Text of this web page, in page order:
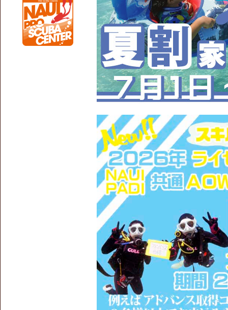
期間：2024年10月1日～12月31日
(適用除外期間あり)
----------------------------------------
【2024/6/11】
●ボートダイビング連潜割
２日間６ダイブで３０００円引き
●夏割キャンペーン
家族割 団体割 学生割 1,000円OFF
期間：2024年7月1日～9月30日
----------------------------------------
【2023/12/19】
2024年 新春２大キャンペーン情報！
詳細はキャンペーン情報をクリック！
・ライセンス・アドバンス取得大幅割
・団体旅割 卒旅割&学旅割 1,000円OFF
期間：2024年1月9日～3月31日
----------------------------------------
【2023/6/26】
●夏割キャンペーン
家族割 団体割 学生割 1,000円OFF
期間：2023年8月1日～8月31日
●９月ライセンス取得キャンペーン
期間：2023年9月1日～9月30日